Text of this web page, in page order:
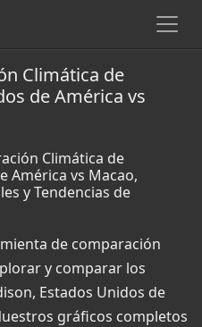
Climática de
de América vs
Climática de
América vs Macao,
y Tendencias de
de comparación
y comparar los
Estados Unidos de
gráficos completos